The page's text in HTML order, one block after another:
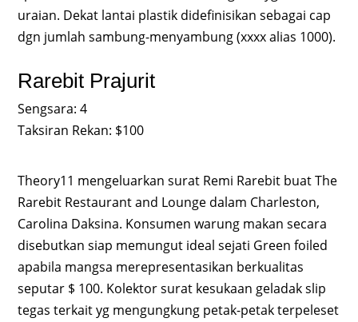
uraian. Dekat lantai plastik didefinisikan sebagai cap
dgn jumlah sambung-menyambung (xxxx alias 1000).
Rarebit Prajurit
Sengsara: 4
Taksiran Rekan: $100
Theory11 mengeluarkan surat Remi Rarebit buat The
Rarebit Restaurant and Lounge dalam Charleston,
Carolina Daksina. Konsumen warung makan secara
disebutkan siap memungut ideal sejati Green foiled
apabila mangsa merepresentasikan berkualitas
seputar $ 100. Kolektor surat kesukaan geladak slip
tegas terkait yg mengungkung petak-petak terpeleset